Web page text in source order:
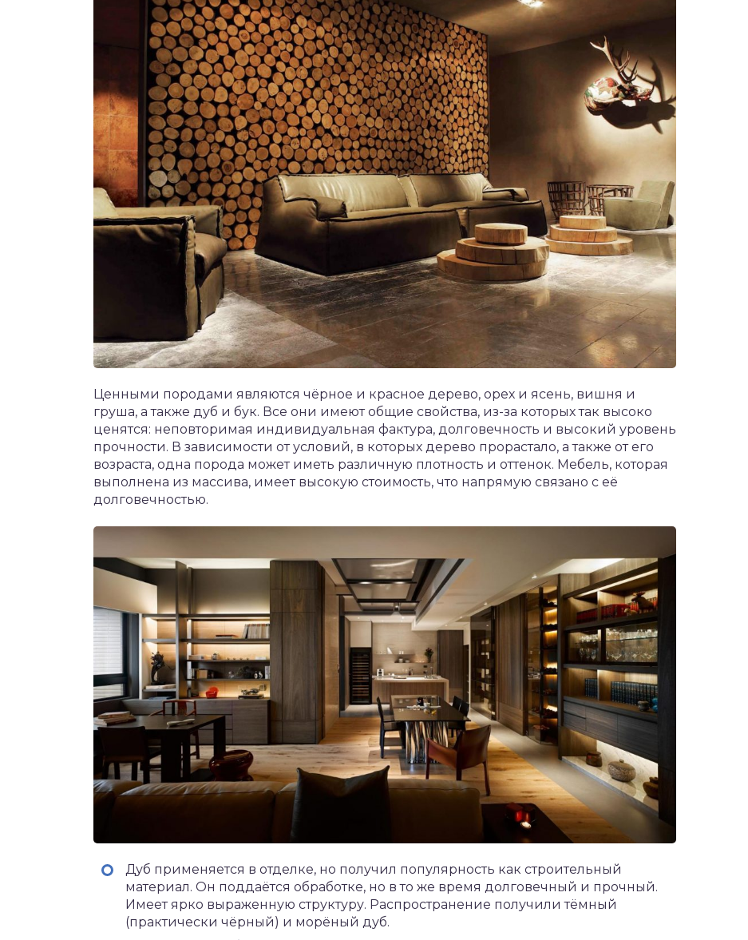
Ценными породами являются чёрное и красное дерево, орех и ясень, вишня и
груша, а также дуб и бук. Все они имеют общие свойства, из-за которых так высоко
ценятся: неповторимая индивидуальная фактура, долговечность и высокий уровень
прочности. В зависимости от условий, в которых дерево прорастало, а также от его
возраста, одна порода может иметь различную плотность и оттенок. Мебель, которая
выполнена из массива, имеет высокую стоимость, что напрямую связано с её
долговечностью.
Дуб применяется в отделке, но получил популярность как строительный
материал. Он поддаётся обработке, но в то же время долговечный и прочный.
Имеет ярко выраженную структуру. Распространение получили тёмный
(практически чёрный) и морёный дуб.